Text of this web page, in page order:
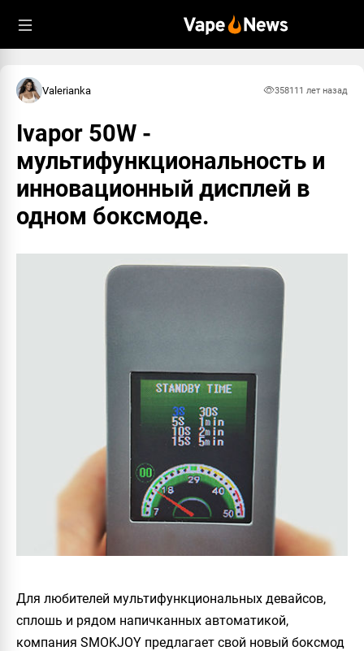
Valerianka 3581 11 лет назад
Ivapor 50W -
мультифункциональность и
инновационный дисплей в
одном боксмоде.
Для любителей мультифункциональных девайсов,
сплошь и рядом напичканных автоматикой,
компания SMOKJOY предлагает свой новый боксмод